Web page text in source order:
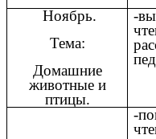
Ноябрь.
Тема:
Домашние
животные и
птицы.
-
-